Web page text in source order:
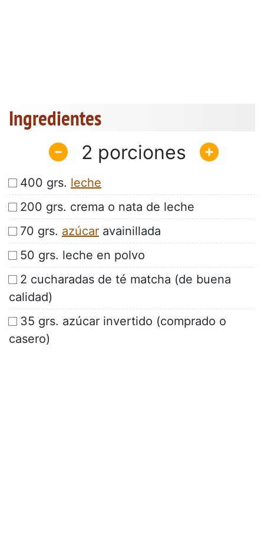
Ingredientes
2
400 grs. leche
200 grs. crema o nata de leche
70 grs. azúcar avainillada
50 grs. leche en polvo
2 cucharadas de té matcha (de buena
calidad)
35 grs. azúcar invertido (comprado o
casero)